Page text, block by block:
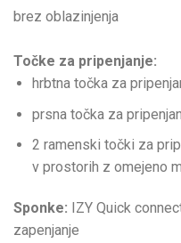
brez oblazinjenja
Točke za pripenjanje:
hrbtna točka za
prsna točka za
2 ramenski točki za
v prostorih z omejeno
Sponke: IZY Quick
zapenjanje